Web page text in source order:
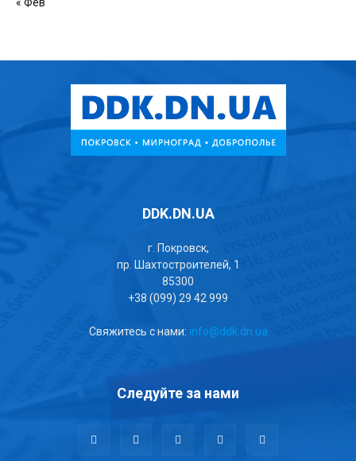
DDK.DN.UA
г. Покровск,
пр. Шахтостроителей, 1
85300
+38 (099) 29 42 999
Свяжитесь с нами: info@ddk.dn.ua
Следуйте за нами